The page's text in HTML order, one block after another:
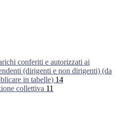
conferiti e autorizzati ai
(dirigenti e non dirigenti) (da
in tabelle) 14
collettiva 11